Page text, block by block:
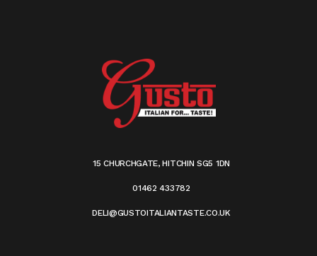
15 CHURCHGATE, HITCHIN SG5 1DN
01462 433782
DELI@GUSTOITALIANTASTE.CO.UK